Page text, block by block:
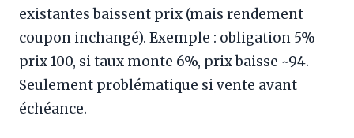
existantes baissent prix (mais rendement
coupon inchangé). Exemple : obligation 5%
prix 100, si taux monte 6%, prix baisse ~94.
Seulement problématique si vente avant
échéance.